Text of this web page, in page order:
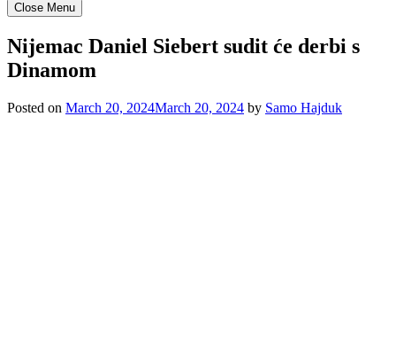
Close Menu
Nijemac Daniel Siebert sudit će derbi s
Dinamom
Posted on March 20, 2024March 20, 2024 by Samo Hajduk